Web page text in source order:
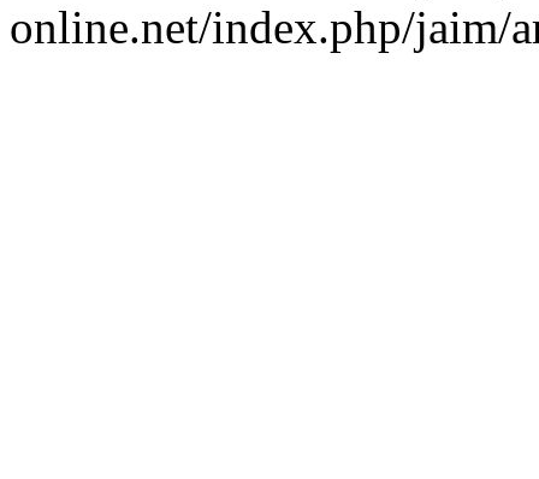
online.net/index.php/jaim/